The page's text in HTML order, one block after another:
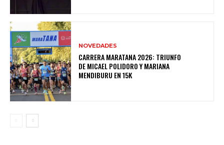
NOVEDADES
CARRERA MARATANA 2026: TRIUNFO
DE MICAEL POLIDORO Y MARIANA
MENDIBURU EN 15K